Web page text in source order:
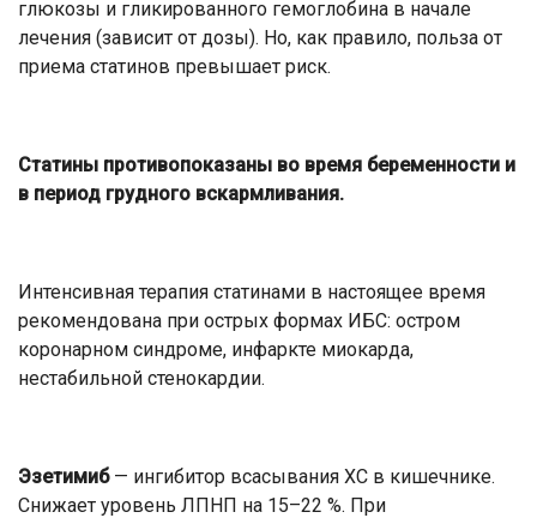
глюкозы и гликированного гемоглобина в начале
лечения (зависит от дозы). Но, как правило, польза от
приема статинов превышает риск.
Статины противопоказаны во время беременности и
в период грудного вскармливания.
Интенсивная терапия статинами в настоящее время
рекомендована при острых формах ИБС: остром
коронарном синдроме, инфаркте миокарда,
нестабильной стенокардии.
Эзетимиб— ингибитор всасывания ХС в кишечнике.
Снижает уровень ЛПНП на 15–22 %. При